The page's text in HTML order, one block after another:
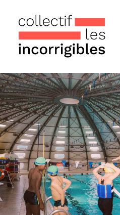
Accueil
Le collectif
Nos actualités
Notre « Incolettre »
Recherche